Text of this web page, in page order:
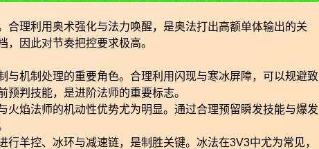
理利用奥术强化与法力唤醒，是奥法打出高额单体输出的关
因此对节奏把控要求极高。
机制处理的重要角色。合理利用闪现与寒冰屏障，可以规避致
判技能，是进阶法师的重要标志。
焰法师的机动性优势尤为明显。通过合理预留瞬发技能与爆发
羊控、冰环与减速链，是制胜关键。冰法在3V3中尤为常见，